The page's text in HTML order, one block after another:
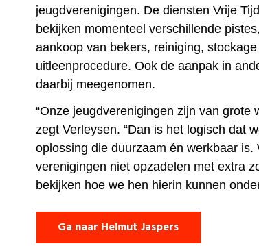
jeugdverenigingen. De diensten Vrije
bekijken momenteel verschillende
aankoop van bekers, reiniging,
uitleenprocedure. Ook de aanpak in
daarbij meegenomen.
“Onze jeugdverenigingen zijn van grote
zegt Verleysen. “Dan is het logisch dat
oplossing die duurzaam én werkbaar is.
verenigingen niet opzadelen met extra
bekijken hoe we hen hierin kunnen
Ga naar Helmut Jaspers